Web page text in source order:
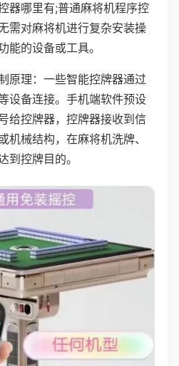
器哪里有;普通麻将机程序控
需对麻将机进行复杂安装操
能的设备或工具。
原理：一些智能控牌器通过
设备连接。手机端软件预设
给控牌器，控牌器接收到信
机械结构，在麻将机洗牌、
到控牌目的。